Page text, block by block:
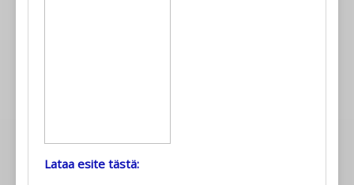
Lataa esite tästä: